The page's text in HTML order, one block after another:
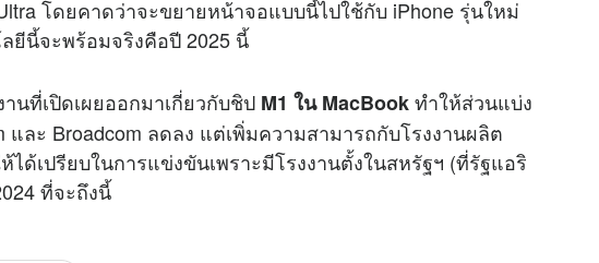
M
e
โดยคาดว่าจะขยายหน้าจอแบบนี้ไปใช้กับ iPhone รุ่นใหม่
ยีนี้จะพร้อมจริงคือปี 2025 นี้
นที่เปิดเผยออกมาเกี่ยวกับชิป M1 ใน MacBookทำให้ส่วนแบ่ง
และ Broadcom ลดลง แต่เพิ่มความสามารถกับโรงงานผลิต
ได้เปรียบในการแข่งขันเพราะมีโรงงานตั้งในสหรัฐฯ (ที่รัฐแอริ
ที่จะถึงนี้